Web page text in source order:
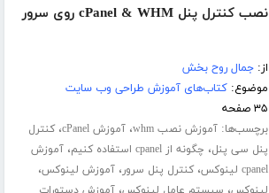
دانلود کتاب آموزش نصب کنترل پنل cPanel & WHM روی سرور
از:جمال روح بخش
موضوع:کتاب‌های آموزش طراحی وب سایت
۳۵ صفحه
برچسب‌ها:آموزش نصب whm ،آموزش cPanel ،کنترل
پنل سی پنل، چگونه از cpanel استفاده کنیم ،آموزش
cpanel لینوکس
،کنترل پنل سرور،آموزش لینوکس،
لینوکس سیستم عامل لینوکس آموزش دستورات